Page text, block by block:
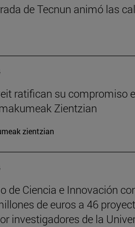
de Tecnun animó las
ratifican su compromiso
Zientzian
zientzian
de Ciencia e Innovación
de euros a 46
investigadores de la